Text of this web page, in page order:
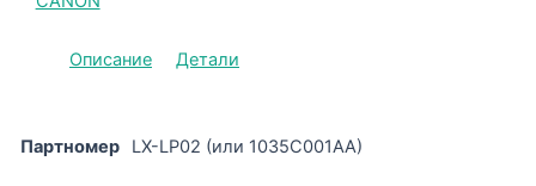
Описание Детали
Партномер LX-LP02 (или 1035C001AA)